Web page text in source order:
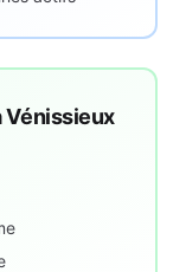
Vénissieux